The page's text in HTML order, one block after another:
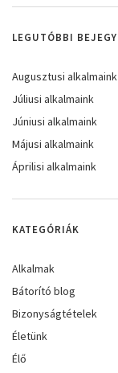
LEGUTÓBBI
Augusztusi alkalmaink
Júliusi alkalmaink
Júniusi alkalmaink
Májusi alkalmaink
Áprilisi alkalmaink
KATEGÓRIÁK
Alkalmak
Bátorító blog
Bizonyságtételek
Életünk
Élő